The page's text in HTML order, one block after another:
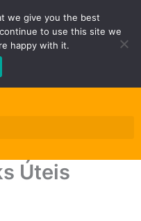
do Aluno/Professor
Úteis
we give you the best
to use this site we
happy with it.